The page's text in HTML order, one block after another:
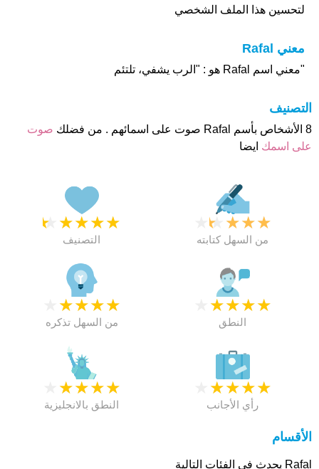
لتحسين هذا الملف الشخصي
معني Rafal
"معني اسم Rafal هو : "الرب يشفي، تلتئم
التصنيف
8 الأشخاص بأسم Rafal صوت على اسمائهم . من فضلك
صوت
على اسمك ايضا
★
★
★
★
★
التصنيف
★
★
★
★
من السهل كتابته
★
★
★
★
من السهل تذكره
★
★
★
★
النطق
★
★
★
★
النطق بالانجليزية
★
★
★
★
رأي الأجانب
الأقسام
Rafal يحدث فى الفئات التالية